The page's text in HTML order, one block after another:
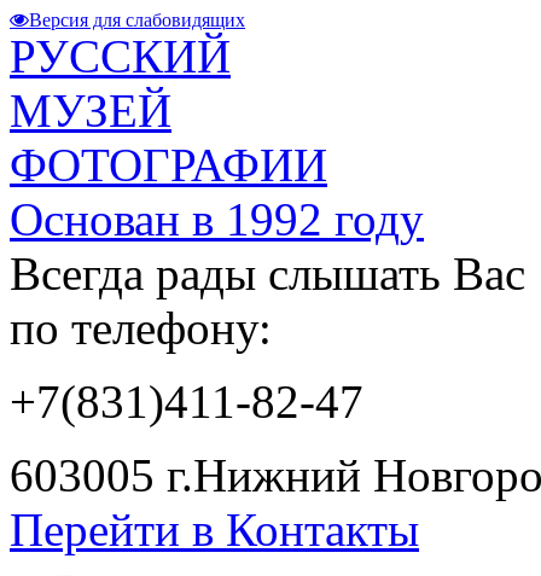
Версия для слабовидящих
РУССКИЙ
МУЗЕЙ
ФОТОГРАФИИ
Основан в 1992 году
Всегда рады слышать Вас
по телефону:
+7(831)411-82-47
603005 г.Нижний
Перейти в Контакты